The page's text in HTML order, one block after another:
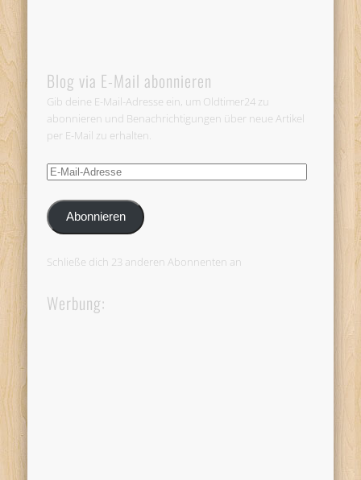
Blog via E-Mail abonnieren
Gib deine E-Mail-Adresse ein, um Oldtimer24 zu
abonnieren und Benachrichtigungen über neue Artikel
per E-Mail zu erhalten.
E-
Adresse
Abonnieren
Schließe dich 23 anderen Abonnenten an
Werbung: